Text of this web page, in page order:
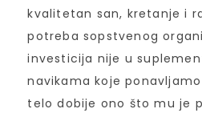
kvalitetan san, kretanje i
potreba sopstvenog
investicija nije u
navikama koje
telo dobije ono što mu je